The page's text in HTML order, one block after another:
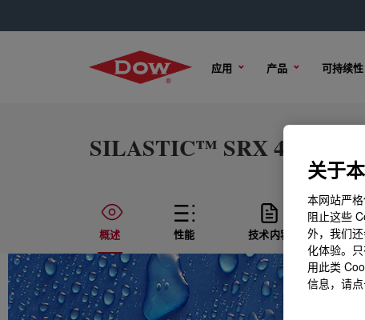
应用 产品 可持续性
SILASTIC™ SRX 495 U
概述 性能 技术内容 样
关于
本网站严
阻止这些
外，我们
化体验。
用此类
信息，请